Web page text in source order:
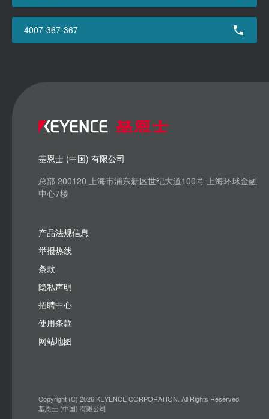
4007-367-367
基恩士 (中国) 有限公司
总部 200120 上海市浦东新区世纪大道100号 上海环球金融
中心7楼
产品法规信息
举报热线
条款
隐私声明
招聘中心
使用条款
网站地图
Copyright (C) 2026 KEYENCE CORPORATION. All Rights Reserved.
基恩士 (中国) 有限公司